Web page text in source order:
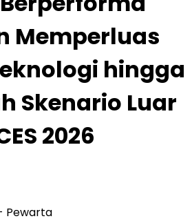
Memperluas
hingga
Skenario Luar
2026
Pewarta